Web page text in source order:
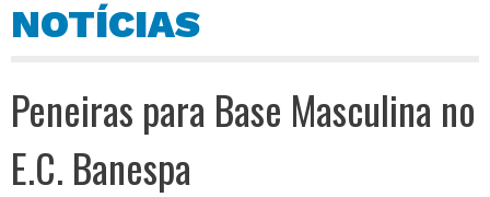
NOTÍCIAS
Peneiras para Base Masculina no
E.C. Banespa